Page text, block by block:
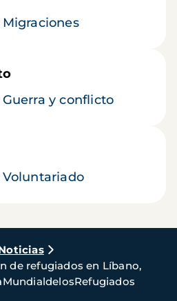
y conflicto
de refugiados en Líbano,